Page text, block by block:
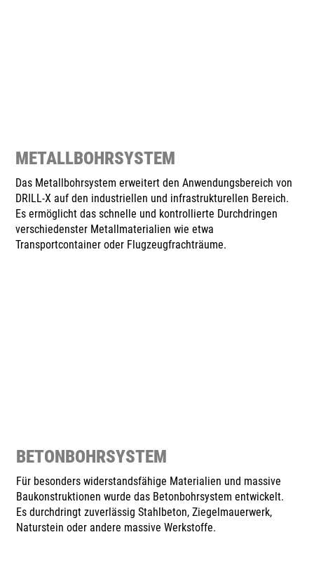
METALLBOHRSYSTEM
Das Metallbohrsystem erweitert den Anwendungsbereich von
DRILL-X auf den industriellen und infrastrukturellen Bereich.
Es ermöglicht das schnelle und kontrollierte Durchdringen
verschiedenster Metallmaterialien wie etwa
Transportcontainer oder Flugzeugfrachträume.
BETONBOHRSYSTEM
Für besonders widerstandsfähige Materialien und massive
Baukonstruktionen wurde das Betonbohrsystem entwickelt.
Es durchdringt zuverlässig Stahlbeton, Ziegelmauerwerk,
Naturstein oder andere massive Werkstoffe.